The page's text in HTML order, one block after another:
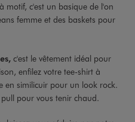
motif, c'est un basique de l'on
femme et des baskets pour
c'est le vêtement idéal pour
enfilez votre tee-shirt à
en similicuir pour un look rock.
pour vous tenir chaud.